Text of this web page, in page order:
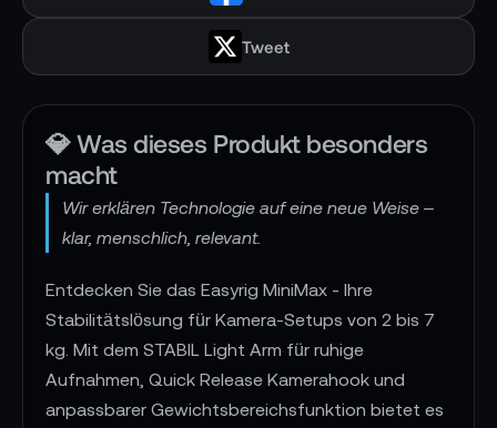
Tweet
💎 Was dieses Produkt besonders
macht
Wir erklären Technologie auf eine neue Weise –
klar, menschlich, relevant.
Entdecken Sie das Easyrig MiniMax - Ihre
Stabilitätslösung für Kamera-Setups von 2 bis 7
kg. Mit dem STABIL Light Arm für ruhige
Aufnahmen, Quick Release Kamerahook und
anpassbarer Gewichtsbereichsfunktion bietet es